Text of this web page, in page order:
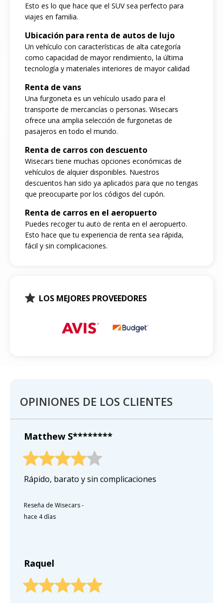
Esto es lo que hace que el SUV sea perfecto para
viajes en familia.
Ubicación para renta de autos de lujo
Un vehículo con características de alta categoría
como capacidad de mayor rendimiento, la última
tecnología y materiales interiores de mayor calidad
Renta de vans
Una furgoneta es un vehículo usado para el
transporte de mercancías o personas. Wisecars
ofrece una amplia selección de furgonetas de
pasajeros en todo el mundo.
Renta de carros con descuento
Wisecars tiene muchas opciones económicas de
vehículos de alquier disponibles. Nuestros
descuentos han sido ya aplicados para que no tengas
que preocuparte por los códigos del cupón.
Renta de carros en el aeropuerto
Puedes recoger tu auto de renta en el aeropuerto.
Esto hace que tu experiencia de renta sea rápida,
fácil y sin complicaciones.
LOS MEJORES PROVEEDORES
OPINIONES DE LOS CLIENTES
Matthew S********
Rápido, barato y sin complicaciones
Reseña de Wisecars-
hace 4 días
Raquel